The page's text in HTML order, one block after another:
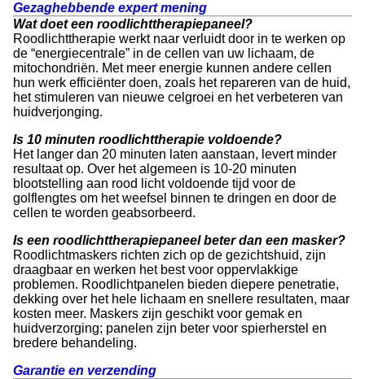
Gezaghebbende expert mening
Wat doet een roodlichttherapiepaneel?
Roodlichttherapie werkt naar verluidt door in te werken op
de “energiecentrale” in de cellen van uw lichaam, de
mitochondriën. Met meer energie kunnen andere cellen
hun werk efficiënter doen, zoals het repareren van de huid,
het stimuleren van nieuwe celgroei en het verbeteren van
huidverjonging.
Is 10 minuten roodlichttherapie voldoende?
Het langer dan 20 minuten laten aanstaan, levert minder
resultaat op. Over het algemeen is 10-20 minuten
blootstelling aan rood licht voldoende tijd voor de
golflengtes om het weefsel binnen te dringen en door de
cellen te worden geabsorbeerd.
Is een roodlichttherapiepaneel beter dan een masker?
Roodlichtmaskers richten zich op de gezichtshuid, zijn
draagbaar en werken het best voor oppervlakkige
problemen. Roodlichtpanelen bieden diepere penetratie,
dekking over het hele lichaam en snellere resultaten, maar
kosten meer. Maskers zijn geschikt voor gemak en
huidverzorging; panelen zijn beter voor spierherstel en
bredere behandeling.
Garantie en verzending